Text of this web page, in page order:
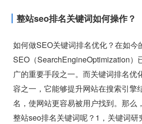
整站seo排名关键词如何操作？
如何做SEO关键词排名优化？在如今
SEO（SearchEngineOptimization）
广的重要手段之一。而关键词排名优
容之一，它能够提升网站在搜索引擎
名，使网站更容易被用户找到。那么
整站seo排名关键词呢？1，关键词研